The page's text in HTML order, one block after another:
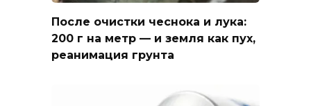
После очистки чеснока и лука:
200 г на метр — и земля как пух,
реанимация грунта